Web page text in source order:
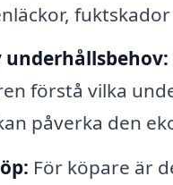
underhållsbehov:
förstå vilka
påverka den
För köpare är